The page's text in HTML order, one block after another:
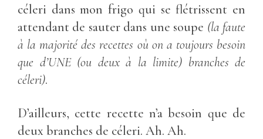
céleri dans mon frigo qui se flétrissent en
attendant de sauter dans une soupe (la faute
à la majorité des recettes où on a toujours besoin
que d’UNE (ou deux à la limite) branches de
céleri).
D’ailleurs, cette recette n’a besoin que de
deux branches de céleri. Ah. Ah.